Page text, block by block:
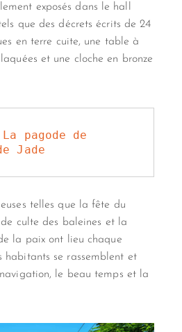
exposés dans le hall
que des décrets écrits de 24
en terre cuite, une table à
et une cloche en bronze
La pagode de
Jade
telles que la fête du
culte des baleines et la
la paix ont lieu chaque
habitants se rassemblent et
le beau temps et la